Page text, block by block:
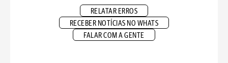
RELATAR ERROS
RECEBER NOTÍCIAS NO WHATS
FALAR COM A GENTE